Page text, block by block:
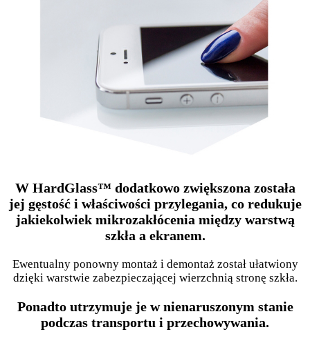
W HardGlass™ dodatkowo zwiększona została
jej gęstość i właściwości przylegania, co redukuje
jakiekolwiek mikrozakłócenia między warstwą
szkła a ekranem.
Ewentualny ponowny montaż i demontaż został ułatwiony
dzięki warstwie zabezpieczającej wierzchnią stronę szkła.
Ponadto utrzymuje je w nienaruszonym stanie
podczas transportu i przechowywania.